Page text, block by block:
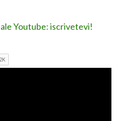
Youtube: iscrivetevi!